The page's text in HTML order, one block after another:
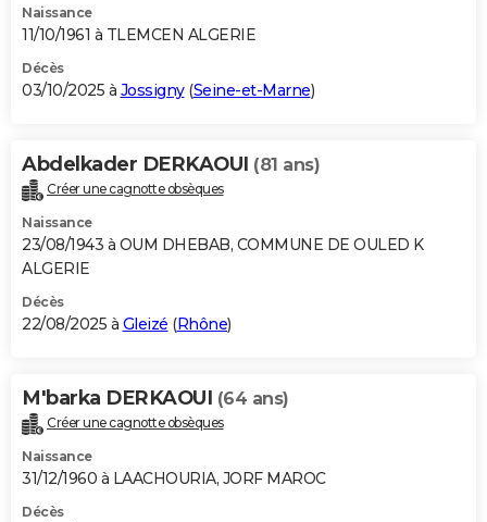
Naissance
11/10/1961 à TLEMCEN ALGERIE
Décès
03/10/2025 à Jossigny(Seine-et-Marne)
Abdelkader DERKAOUI (81 ans)
Créer une cagnotte obsèques
Naissance
23/08/1943 à OUM DHEBAB, COMMUNE DE OULED K
ALGERIE
Décès
22/08/2025 à Gleizé (Rhône)
M'barka DERKAOUI (64 ans)
Créer une cagnotte obsèques
Naissance
31/12/1960 à LAACHOURIA, JORF MAROC
Décès